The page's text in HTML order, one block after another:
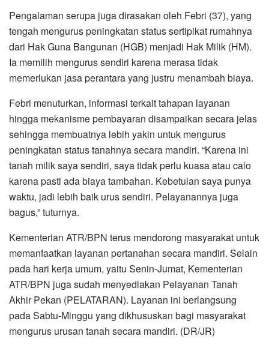
Pengalaman serupa juga dirasakan oleh Febri (37), yang
tengah mengurus peningkatan status sertipikat rumahnya
dari Hak Guna Bangunan (HGB) menjadi Hak Milik (HM).
Ia memilih mengurus sendiri karena merasa tidak
memerlukan jasa perantara yang justru menambah biaya.
Febri menuturkan, informasi terkait tahapan layanan
hingga mekanisme pembayaran disampaikan secara jelas
sehingga membuatnya lebih yakin untuk mengurus
peningkatan status tanahnya secara mandiri. “Karena ini
tanah milik saya sendiri, saya tidak perlu kuasa atau calo
karena pasti ada biaya tambahan. Kebetulan saya punya
waktu, jadi lebih baik urus sendiri. Pelayanannya juga
bagus,” tuturnya.
Kementerian ATR/BPN terus mendorong masyarakat untuk
memanfaatkan layanan pertanahan secara mandiri. Selain
pada hari kerja umum, yaitu Senin-Jumat, Kementerian
ATR/BPN juga sudah menyediakan Pelayanan Tanah
Akhir Pekan (PELATARAN). Layanan ini berlangsung
pada Sabtu-Minggu yang dikhususkan bagi masyarakat
mengurus urusan tanah secara mandiri. (DR/JR)